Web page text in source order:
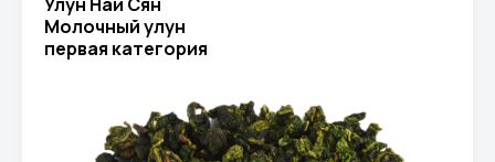
Молочный улун
первая категория